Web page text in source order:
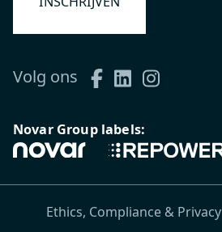
Volg ons
Novar Group labels:
Ethics, Compliance & Privacy